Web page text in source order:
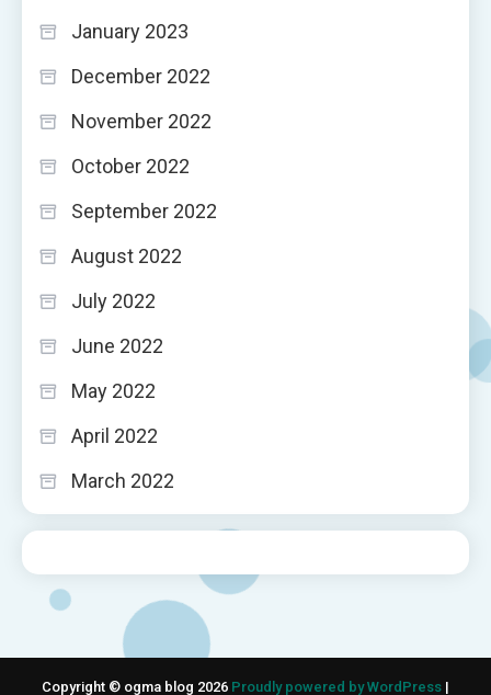
January 2023
December 2022
November 2022
October 2022
September 2022
August 2022
July 2022
June 2022
May 2022
April 2022
March 2022
Copyright © ogma blog 2026 Proudly powered by WordPress |